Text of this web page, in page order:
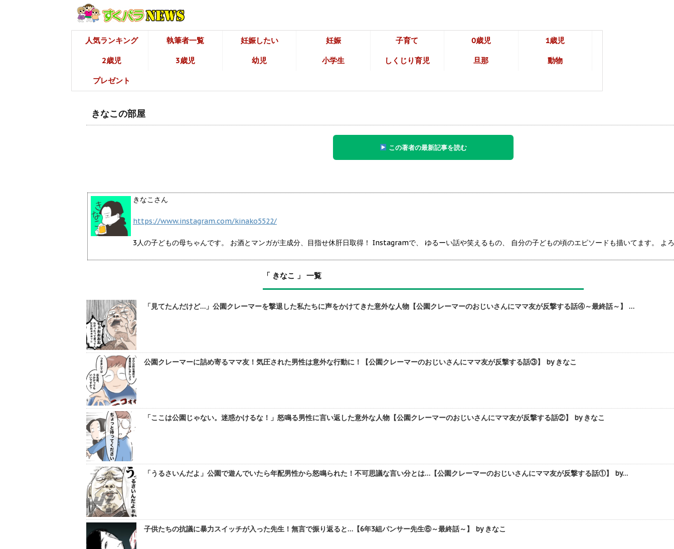
人気ランキング 執筆者一覧 妊娠したい 妊娠 子育て 0歳児 1歳児
2歳児 3歳児 幼児 小学生 しくじり育児 旦那 動物
プレゼント
きなこの部屋
この著者の最新記事を読む
きなこさん
https://www.instagram.com/kinako5522/
3人の子どもの母ちゃんです。 お酒とマンガが主成分、目指せ休肝日取得！ Instagramで、 ゆるーい話や笑えるもの、 自分の子どもの頃のエピソードも描いてます。 よ
「 きなこ 」 一覧
「見てたんだけど…」公園クレーマーを撃退した私たちに声をかけてきた意外な人物【公園クレーマーのおじいさんにママ友が反撃する話④～最終話～】 …
公園クレーマーに詰め寄るママ友！気圧された男性は意外な行動に！【公園クレーマーのおじいさんにママ友が反撃する話③】 by きなこ
「ここは公園じゃない。迷惑かけるな！」怒鳴る男性に言い返した意外な人物【公園クレーマーのおじいさんにママ友が反撃する話②】 by きなこ
「うるさいんだよ」公園で遊んでいたら年配男性から怒鳴られた！不可思議な言い分とは…【公園クレーマーのおじいさんにママ友が反撃する話①】 by…
子供たちの抗議に暴力スイッチが入った先生！無言で振り返ると…【6年3組パンサー先生⑥～最終話～】 by きなこ